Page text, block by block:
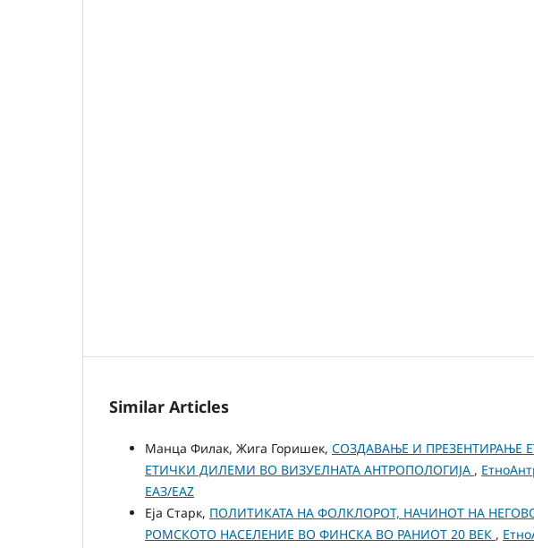
Similar Articles
Манца Филак, Жига Горишек, СОЗДАВАЊЕ И ПРЕЗЕНТИРАЊЕ
ЕТИЧКИ ДИЛЕМИ ВО ВИЗУЕЛНАТА АНТРОПОЛОГИЈА ,
ЕАЗ/EAZ
Еjа Старк, ПОЛИТИКАТА НА ФОЛКЛОРОТ, НАЧИНОТ НА
РОМСКОТО НАСЕЛЕНИЕ ВО ФИНСКА ВО РАНИОТ 20 ВЕК ,